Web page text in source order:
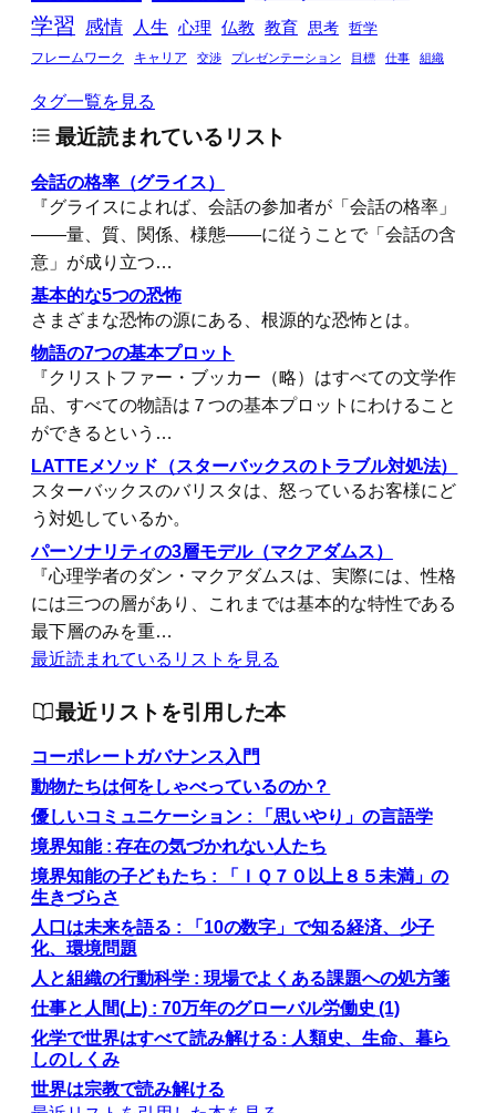
学習
感情 人生 心理 仏教 教育 思考
哲学
フレームワーク
キャリア 交渉 プレゼンテーション 目標 仕事 組織
タグ一覧を見る
最近読まれているリスト
会話の格率（グライス）
『グライスによれば、会話の参加者が「会話の格率」
――量、質、関係、様態――に従うことで「会話の含
意」が成り立つ…
基本的な5つの恐怖
さまざまな恐怖の源にある、根源的な恐怖とは。
物語の7つの基本プロット
『クリストファー・ブッカー（略）はすべての文学作
品、すべての物語は７つの基本プロットにわけること
ができるという…
LATTEメソッド（スターバックスのトラブル対処法）
スターバックスのバリスタは、怒っているお客様にど
う対処しているか。
パーソナリティの3層モデル（マクアダムス）
『心理学者のダン・マクアダムスは、実際には、性格
には三つの層があり、これまでは基本的な特性である
最下層のみを重…
最近読まれているリストを見る
最近リストを引用した本
コーポレートガバナンス入門
動物たちは何をしゃべっているのか？
優しいコミュニケーション : 「思いやり」の言語学
境界知能 : 存在の気づかれない人たち
境界知能の子どもたち : 「ＩＱ７０以上８５未満」の
生きづらさ
人口は未来を語る : 「10の数字」で知る経済、少子
化、環境問題
人と組織の行動科学 : 現場でよくある課題への処方箋
仕事と人間(上) : 70万年のグローバル労働史 (1)
化学で世界はすべて読み解ける : 人類史、生命、暮ら
しのしくみ
世界は宗教で読み解ける